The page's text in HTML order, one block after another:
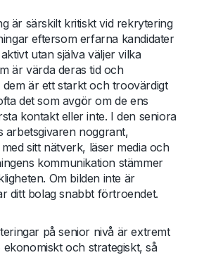
är särskilt kritiskt vid rekrytering
eftersom erfarna kandidater
utan själva väljer vilka
är värda deras tid och
dem är ett starkt och troovärdigt
det som avgör om de ens
kontakt eller inte. I den seniora
arbetsgivaren noggrant,
sitt nätverk, läser media och
kommunikation stämmer
Om bilden inte är
ditt bolag snabbt förtroendet.
på senior nivå är extremt
ekonomiskt och strategiskt, så